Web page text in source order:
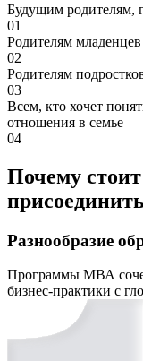
Будущим родителям,
01
Родителям
02
Родителям
03
Всем, кто хочет
отношения в семье
04
Почему стоит
Разнообразие
Программы МВА
бизнес-практики с